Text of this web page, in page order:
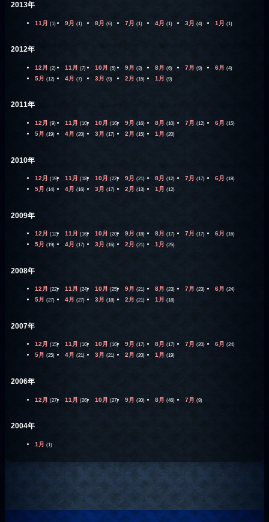
2013年
11月 (1) 9月 (1) 8月 (6) 7月 (1) 4月 (1) 3月 (4) 1月 (1)
2012年
12月 (2) 11月 (7) 10月 (5) 9月 (3) 8月 (6) 7月 (9) 6月 (4)
5月 (12) 4月 (7) 3月 (9) 2月 (15) 1月 (9)
2011年
12月 (9) 11月 (10) 10月 (16) 9月 (16) 8月 (10) 7月 (12) 6月 (15)
5月 (19) 4月 (20) 3月 (17) 2月 (15) 1月 (20)
2010年
12月 (19) 11月 (18) 10月 (22) 9月 (21) 8月 (12) 7月 (17) 6月 (18)
5月 (14) 4月 (16) 3月 (17) 2月 (13) 1月 (12)
2009年
12月 (12) 11月 (16) 10月 (20) 9月 (18) 8月 (17) 7月 (17) 6月 (16)
5月 (19) 4月 (17) 3月 (16) 2月 (21) 1月 (25)
2008年
12月 (22) 11月 (24) 10月 (25) 9月 (21) 8月 (23) 7月 (23) 6月 (24)
5月 (27) 4月 (27) 3月 (18) 2月 (21) 1月 (18)
2007年
12月 (15) 11月 (16) 10月 (16) 9月 (17) 8月 (17) 7月 (20) 6月 (24)
5月 (25) 4月 (21) 3月 (21) 2月 (20) 1月 (19)
2006年
12月 (27) 11月 (26) 10月 (27) 9月 (30) 8月 (46) 7月 (9)
2004年
1月 (1)